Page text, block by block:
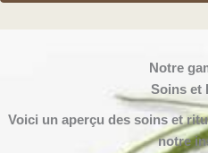
Notre
Soins et
Voici un aperçu des soins et
notre